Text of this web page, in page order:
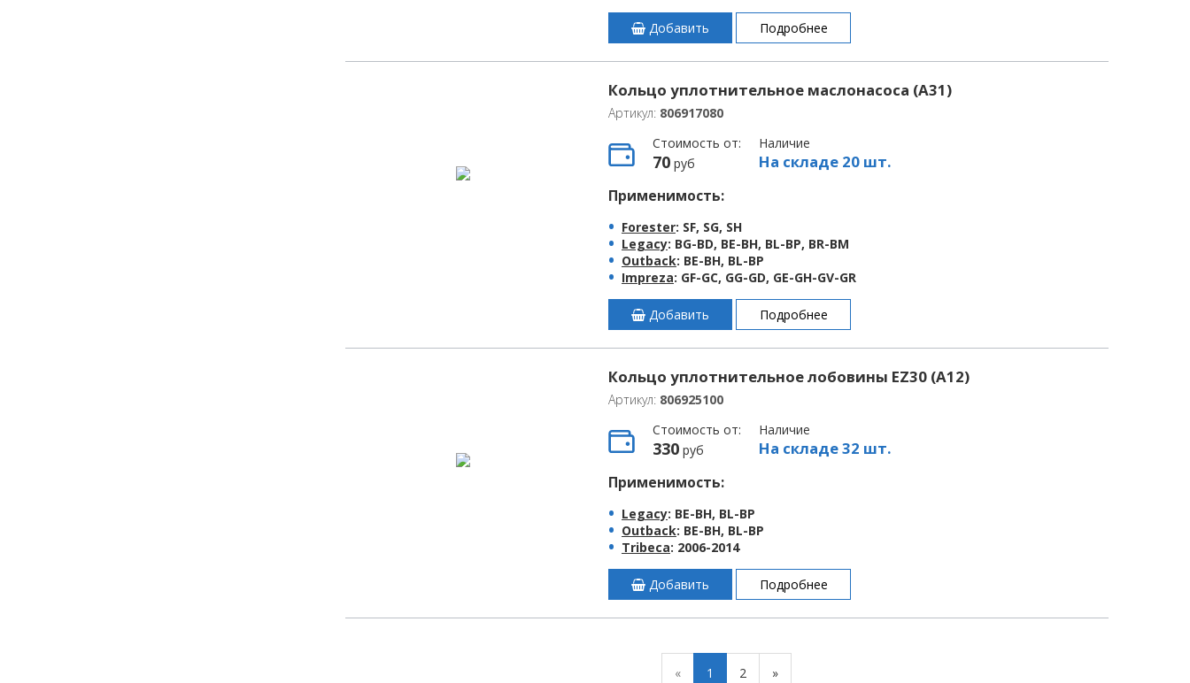
Добавить Подробнее
Кольцо уплотнительное маслонасоса (A31)
Артикул: 806917080
Стоимость от:
70руб
Наличие
На складе 20 шт.
Применимость:
Forester: SF, SG, SH
Legacy: BG-BD, BE-BH, BL-BP, BR-BM
Outback: BE-BH, BL-BP
Impreza: GF-GC, GG-GD, GE-GH-GV-GR
Добавить Подробнее
Кольцо уплотнительное лобовины EZ30 (A12)
Артикул: 806925100
Стоимость от:
330руб
Наличие
На складе 32 шт.
Применимость:
Legacy: BE-BH, BL-BP
Outback: BE-BH, BL-BP
Tribeca: 2006-2014
Добавить Подробнее
« 1 2 »